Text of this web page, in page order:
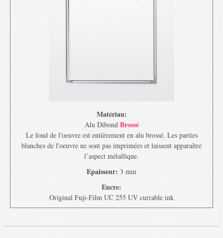
Matériau:
Alu Dibond Brossé
Le fond de l'oeuvre est entièrement en alu brossé. Les parties
blanches de l'oeuvre ne sont pas imprimées et laissent apparaître
l’aspect métallique.
Epaisseur: 3 mm
Encre:
Original Fuji-Film UC 255 UV currable ink